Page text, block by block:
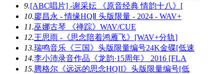
9.[ABC唱片] -谢采妘 《原音经典 情韵十八》[
10. 廖昌永 - 情缘HQⅡ 头版限量 - 2024 - WAV+
11.巫娜古琴 《禅踪》WAV/CUE
12.王思雨 -《思念陪着鸿雁飞》[WAV+分轨]
13.瑞鸣音乐《三国》头版限量编号24K金碟[低速
14.李小沛录音作品《龙韵·15周年》 2016 [FLA
15.腾格尔《远远的思念HQII》头版限量编号[低